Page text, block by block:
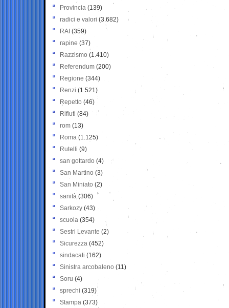
Provincia (139)
radici e valori (3.682)
RAI (359)
rapine (37)
Razzismo (1.410)
Referendum (200)
Regione (344)
Renzi (1.521)
Repetto (46)
Rifiuti (84)
rom (13)
Roma (1.125)
Rutelli (9)
san gottardo (4)
San Martino (3)
San Miniato (2)
sanità (306)
Sarkozy (43)
scuola (354)
Sestri Levante (2)
Sicurezza (452)
sindacati (162)
Sinistra arcobaleno (11)
Soru (4)
sprechi (319)
Stampa (373)